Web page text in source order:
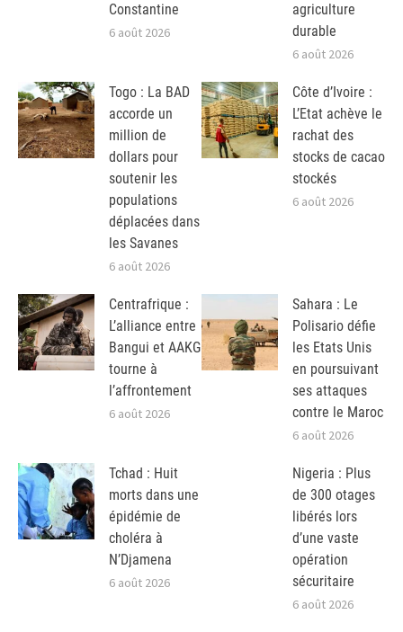
Constantine
6 août 2026
agriculture
durable
6 août 2026
Togo : La BAD
accorde un
million de
dollars pour
soutenir les
populations
déplacées dans
les Savanes
6 août 2026
Côte d’Ivoire :
L’Etat achève le
rachat des
stocks de cacao
stockés
6 août 2026
Centrafrique :
L’alliance entre
Bangui et AAKG
tourne à
l’affrontement
6 août 2026
Sahara : Le
Polisario défie
les Etats Unis
en poursuivant
ses attaques
contre le Maroc
6 août 2026
Tchad : Huit
morts dans une
épidémie de
choléra à
N’Djamena
6 août 2026
Nigeria : Plus
de 300 otages
libérés lors
d’une vaste
opération
sécuritaire
6 août 2026